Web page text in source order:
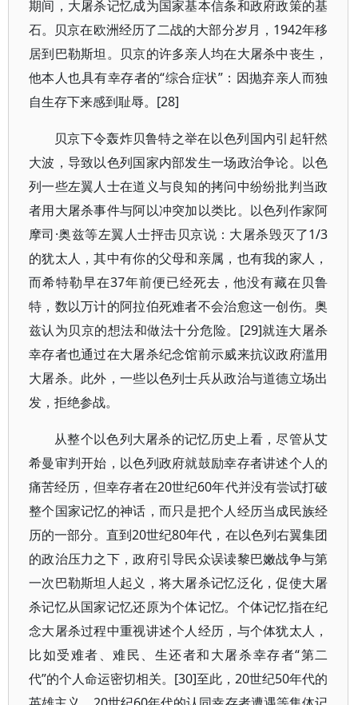
期间，大屠杀记忆成为国家基本信条和政府政策的基
石。贝京在欧洲经历了二战的大部分岁月，1942年移
居到巴勒斯坦。贝京的许多亲人均在大屠杀中丧生，
他本人也具有幸存者的“综合症状”：因抛弃亲人而独
自生存下来感到耻辱。[28]
贝京下令轰炸贝鲁特之举在以色列国内引起轩然
大波，导致以色列国家内部发生一场政治争论。以色
列一些左翼人士在道义与良知的拷问中纷纷批判当政
者用大屠杀事件与阿以冲突加以类比。以色列作家阿
摩司·奥兹等左翼人士抨击贝京说：大屠杀毁灭了1/3
的犹太人，其中有你的父母和亲属，也有我的家人，
而希特勒早在37年前便已经死去，他没有藏在贝鲁
特，数以万计的阿拉伯死难者不会治愈这一创伤。奥
兹认为贝京的想法和做法十分危险。[29]就连大屠杀
幸存者也通过在大屠杀纪念馆前示威来抗议政府滥用
大屠杀。此外，一些以色列士兵从政治与道德立场出
发，拒绝参战。
从整个以色列大屠杀的记忆历史上看，尽管从艾
希曼审判开始，以色列政府就鼓励幸存者讲述个人的
痛苦经历，但幸存者在20世纪60年代并没有尝试打破
整个国家记忆的神话，而只是把个人经历当成民族经
历的一部分。直到20世纪80年代，在以色列右翼集团
的政治压力之下，政府引导民众误读黎巴嫩战争与第
一次巴勒斯坦人起义，将大屠杀记忆泛化，促使大屠
杀记忆从国家记忆还原为个体记忆。个体记忆指在纪
念大屠杀过程中重视讲述个人经历，与个体犹太人，
比如受难者、难民、生还者和大屠杀幸存者“第二
代”的个人命运密切相关。[30]至此，20世纪50年代的